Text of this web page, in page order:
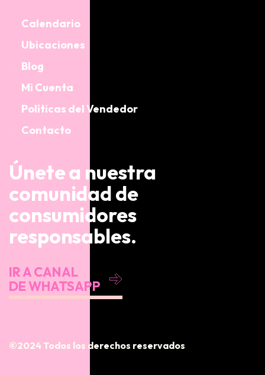
Calendario
Ubicaciones
Blog
Mi Cuenta
Políticas del Vendedor
Contacto
Únete a nuestra
comunidad de
consumidores
responsables.
IR A CANAL
DE WHATSAPP
©2024 Todos los derechos reservados